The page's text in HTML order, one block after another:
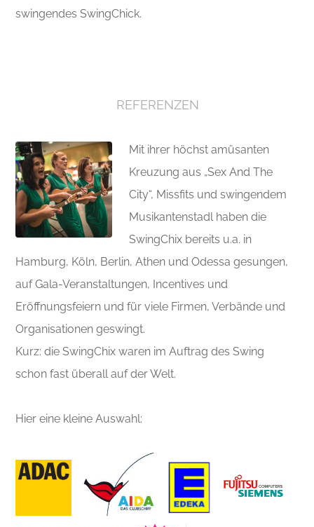
swingendes SwingChick.
REFERENZEN
Mit ihrer höchst amüsanten
Kreuzung aus „Sex And The
City“, Missfits und swingendem
Musikantenstadl haben die
SwingChix bereits u.a. in
Hamburg, Köln, Berlin, Athen und Odessa gesungen,
auf Gala-Veranstaltungen, Incentives und
Eröffnungsfeiern und für viele Firmen, Verbände und
Organisationen geswingt.
Kurz: die SwingChix waren im Auftrag des Swing
schon fast überall auf der Welt.
Hier eine kleine Auswahl: